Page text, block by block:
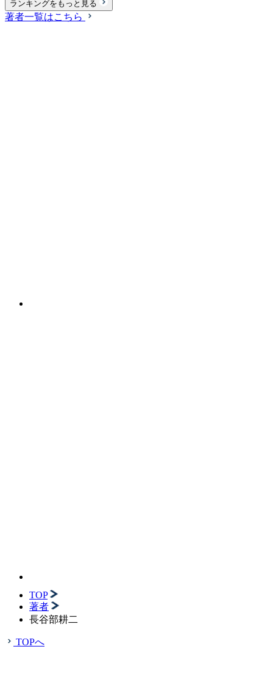
ランキングをもっと見る
著者一覧はこちら
TOP
著者
長谷部耕二
TOPへ